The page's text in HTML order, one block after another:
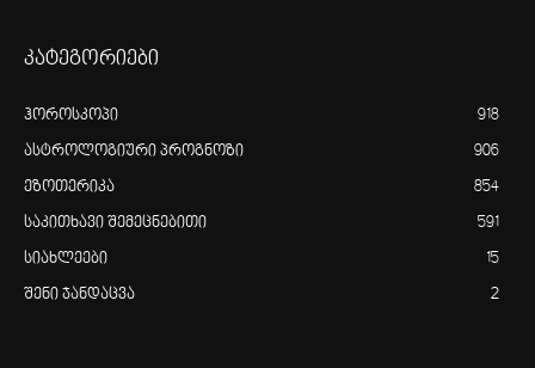
კატეგორიები
ჰოროსკოპი 918
ასტროლოგიური პროგნოზი 906
ეზოთერიკა 854
საკითხავი შემეცნებითი 591
სიახლეები 15
შენი ჯანდაცვა 2